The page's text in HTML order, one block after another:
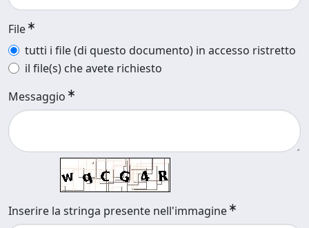
File
tutti i file (di questo documento) in accesso ristretto
il file(s) che avete richiesto
Messaggio
Inserire la stringa presente nell'immagine